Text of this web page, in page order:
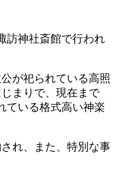
訪神社斎館で行われ
が祀られている高照
まりで、現在まで
ている格式高い神楽
れ、また、特別な事